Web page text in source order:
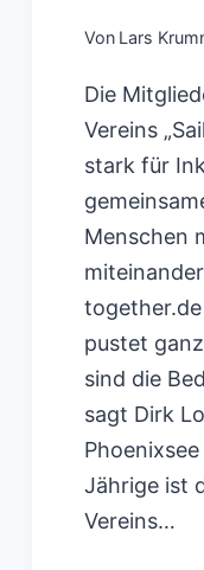
Von Lars
Die
Vereins
stark für
Menschen
pustet
sind die
sagt Dirk
Jährige ist
Vereins…